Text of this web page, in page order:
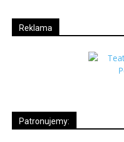
Reklama
Patronujemy: